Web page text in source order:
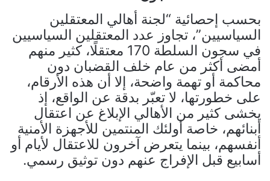
بحسب إحصائية “لجنة أهالي المعتقلين
السياسيين”، تجاوز عدد المعتقلين السياسيين
في سجون السلطة 170 معتقلًا، كثير منهم
أمضى أكثر من عام خلف القضبان دون
محاكمة أو تهمة واضحة، إلا أن هذه الأرقام،
على خطورتها، لا تعبّر بدقة عن الواقع، إذ
يخشى كثير من الأهالي الإبلاغ عن اعتقال
أبنائهم، خاصة أولئك المنتمين للأجهزة الأمنية
أنفسهم، بينما يتعرض آخرون للاعتقال لأيام أو
أسابيع قبل الإفراج عنهم دون توثيق رسمي.